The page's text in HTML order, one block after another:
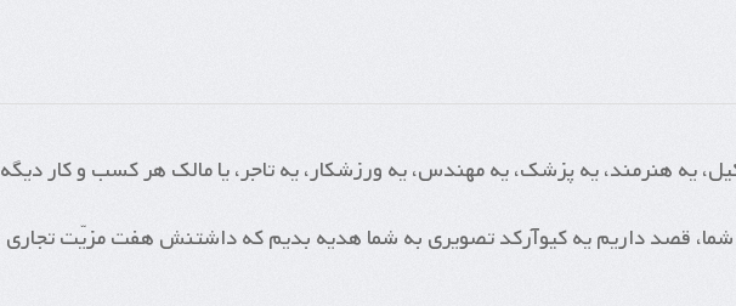
یه هنرمند، یه پزشک، یه مهندس، یه ورزشکار، یه تاجر، یا مالک هر کسب و کار دیگه
قصد داریم یه کیوآرکد تصویری به شما هدیه بدیم که داشتنش هفت مزیّت تجاری